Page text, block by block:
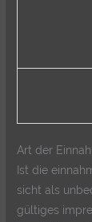
Art der
Ist die
sicht als
gültiges